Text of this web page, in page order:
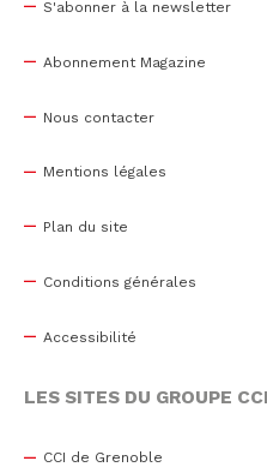
S'abonner à la newsletter
Abonnement Magazine
Nous contacter
Mentions légales
Plan du site
Conditions générales
Accessibilité
LES SITES DU GROUPE
CCI de Grenoble